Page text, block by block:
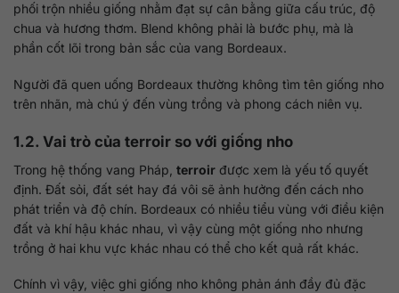
phối trộn nhiều giống nhằm đạt sự cân bằng giữa cấu trúc, độ
chua và hương thơm. Blend không phải là bước phụ, mà là
phần cốt lõi trong bản sắc của vang Bordeaux.
Người đã quen uống Bordeaux thường không tìm tên giống nho
trên nhãn, mà chú ý đến vùng trồng và phong cách niên vụ.
1.2. Vai trò của terroir so với giống nho
Trong hệ thống vang Pháp, terroir được xem là yếu tố quyết
định. Đất sỏi, đất sét hay đá vôi sẽ ảnh hưởng đến cách nho
phát triển và độ chín. Bordeaux có nhiều tiểu vùng với điều kiện
đất và khí hậu khác nhau, vì vậy cùng một giống nho nhưng
trồng ở hai khu vực khác nhau có thể cho kết quả rất khác.
Chính vì vậy, việc ghi giống nho không phản ánh đầy đủ đặc